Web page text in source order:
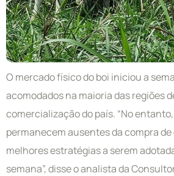
O mercado físico do boi iniciou a
acomodados na maioria das regiões
comercialização do país. “No
permanecem ausentes da compra
melhores estratégias a serem
semana”, disse o analista da